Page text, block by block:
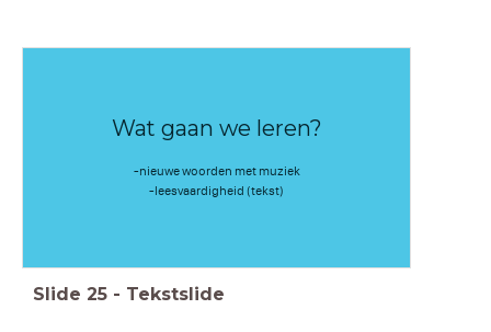
Wat gaan we leren?
-nieuwe woorden met muziek
-leesvaardigheid (tekst)
Slide 25 - Tekstslide